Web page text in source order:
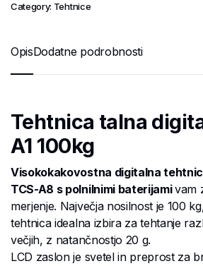
Category: Tehtnice
OpisDodatne podrobnosti
Tehtnica talna
A1 100kg
Visokokakovostna digitalna
TCS-A8 s polnilnimi baterijamivam
merjenje. Največja nosilnost je 100
tehtnica idealna izbira za tehtanje
večjih, z natančnostjo 20 g.
LCD zaslon je svetel in preprost za